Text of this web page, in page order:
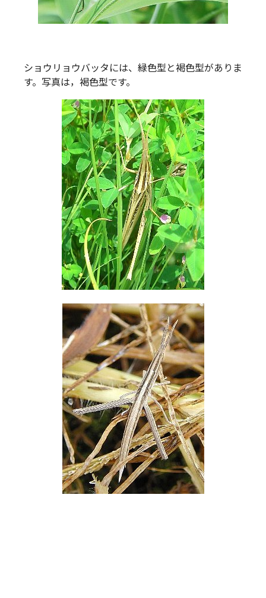
ショウリョウバッタには、緑色型と褐色型がありま
す。写真は，褐色型です。